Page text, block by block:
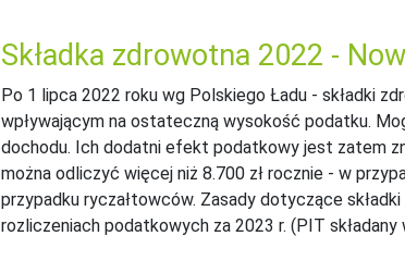
Składka zdrowotna 2022 -
Po 1 lipca 2022 roku wg Polskiego Ładu - składki
wpływającym na ostateczną wysokość podatku.
dochodu. Ich dodatni efekt podatkowy jest zatem
można odliczyć więcej niż 8.700 zł rocznie - w
przypadku ryczałtowców. Zasady dotyczące
rozliczeniach podatkowych za 2023 r. (PIT składany